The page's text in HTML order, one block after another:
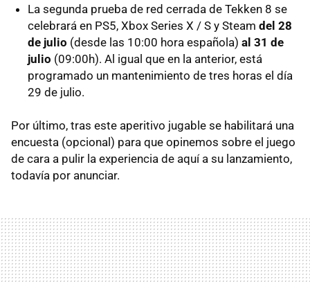
La segunda prueba de red cerrada de Tekken 8 se
celebrará en PS5, Xbox Series X / S y Steam del 28
de julio (desde las 10:00 hora española) al 31 de
julio (09:00h). Al igual que en la anterior, está
programado un mantenimiento de tres horas el día
29 de julio.
Por último, tras este aperitivo jugable se habilitará una
encuesta (opcional) para que opinemos sobre el juego
de cara a pulir la experiencia de aquí a su lanzamiento,
todavía por anunciar.